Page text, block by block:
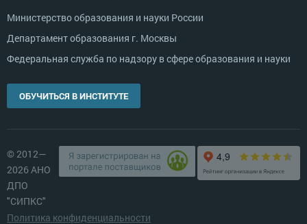
Министерство образования и науки России
Департамент образования г. Москвы
Федеральная служба по надзору в сфере образования и науки
ОБУЧИТЬСЯ В ИНСТИТУТЕ
© 2012—
2026 АНО
ДПО
"СИПКС"
Политика конфиденциальности